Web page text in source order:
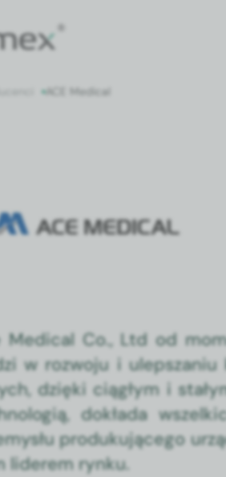
ACE Medical
Med­ical Co., Ltd od
w roz­wo­ju i
dzię­ki ciągłym i
dokła­da
pro­duku­jącego
lid­erem rynku.